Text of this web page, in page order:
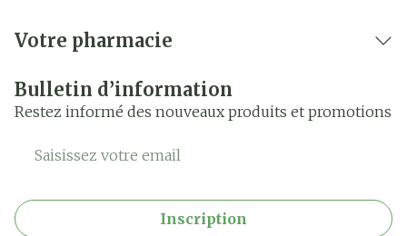
Votre pharmacie
Bulletin d’information
Restez informé des nouveaux produits et promotions
Adresse mail
Inscription